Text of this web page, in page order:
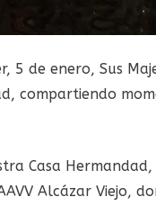
5 de enero, Sus
compartiendo
Casa
Alcázar Viejo,